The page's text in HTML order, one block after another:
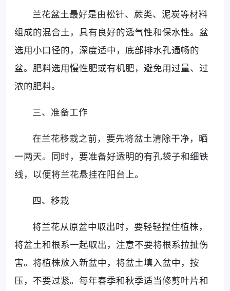
兰花盆土最好是由松针、蕨类、泥炭等材料
组成的混合土，具有良好的透气性和保水性。盆
选用小口径的，深度适中，底部排水孔通畅的
盆。肥料选用慢性肥或有机肥，避免用过量、过
浓的肥料。
三、准备工作
在兰花移栽之前，要先将盆土清除干净，晒
一两天。同时，要准备好透明的有孔袋子和细铁
线，以便将兰花悬挂在阳台上。
四、移栽
将兰花从原盆中取出时，要轻轻捏住植株，
将盆土和根系一起取出，注意不要将根系拉扯伤
害。将植株放入新盆中，将盆土填入盆中，按
压，不要过紧。每年春季和秋季适当修剪叶片和